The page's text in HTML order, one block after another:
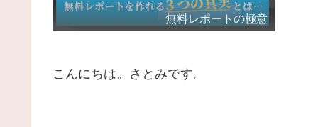
無料レポートの極意
こんにちは。さとみです。